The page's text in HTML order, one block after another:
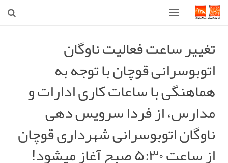
شورای اسلامی شهر قوچان
اخبار روز
قوچان
ارتباط با ما
تغییر ساعت فعالیت ناوگان
اتوبوسرانی قوچان با توجه به
هماهنگی با ساعات کاری ادارات و
مدارس، از فردا سرویس دهی
ناوگان اتوبوسرانی شهرداری قوچان
از ساعت ۵:۳۰ صبح آغاز میشود!